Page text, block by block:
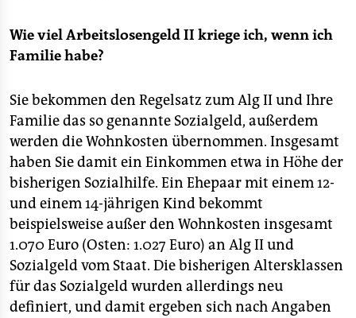
Wie viel Arbeitslosengeld II kriege ich, wenn ich
Familie habe?
Sie bekommen den Regelsatz zum Alg II und Ihre
Familie das so genannte Sozialgeld, außerdem
werden die Wohnkosten übernommen. Insgesamt
haben Sie damit ein Einkommen etwa in Höhe der
bisherigen Sozialhilfe. Ein Ehepaar mit einem 12-
und einem 14-jährigen Kind bekommt
beispielsweise außer den Wohnkosten insgesamt
1.070 Euro (Osten: 1.027 Euro) an Alg II und
Sozialgeld vom Staat. Die bisherigen Altersklassen
für das Sozialgeld wurden allerdings neu
definiert, und damit ergeben sich nach Angaben